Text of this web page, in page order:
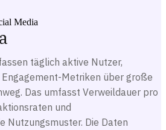
Media
täglich aktive Nutzer,
Metriken über große
Das umfasst Verweildauer pro
und
Nutzungsmuster. Die Daten